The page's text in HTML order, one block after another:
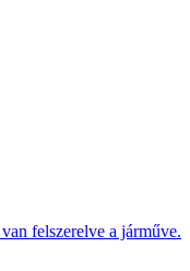
felszerelve a járműve.